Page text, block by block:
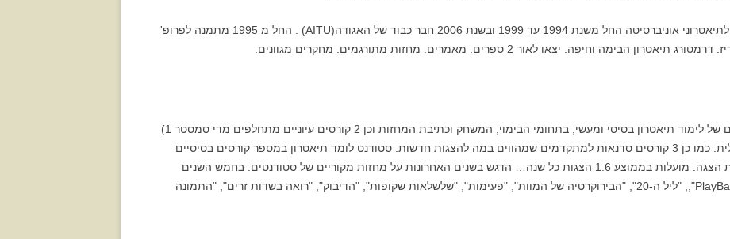
מתמנה לסגן נשיא האגודה הבינלאומית לתיאטרוני אוניברסיטה החל משנת 1994 עד 1999 ובשנת 2006 חבר כבוד של האגודה(AITU) . החל מ 1995 מתמנה לפרופ'
וחיפה. יצאו לאור 2 ספרים. מאמרים. מחזות מתורגמים. מחקרים מגוונים.
ניתנים 7 קורסים בסמסטר. חלקם קורסים של לימוד תיאטרון בסיסי ומעשי, בתחומי הבימוי, המשחק וכתיבת המחזות וכן 2 קורסים עיוניים מתחלפים מדי סמסטר 1)
פיטר ברוק ושיטות בימוי 2) דרמה ישראלית. כמו כן 3 קורסים סדנאות למתקדמים שמהווים במה להצגות חדשות. סטודנט לומד תיאטרון במספר קורסים בסיסיים
ועובר לקורס מתקדמים ומשתתף בהפקת הצגה. מועלות בממוצע 1.6 הצגות כל שנה… הדגש בשנים האחרונות על מחזות מקוריים של סטודנטים. בחמש השנים
האחרונות הועלו ההצגות: "סוף סוף" "PlayBack",, "ליל ה-20", "הבירוקרטיה של המוות", "פעימות", "שלשלאות שקופות", "הדיבוק", "רואה בשדות זרים", "התמונה